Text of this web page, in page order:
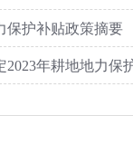
保护补贴政策摘要
2023年耕地地力保